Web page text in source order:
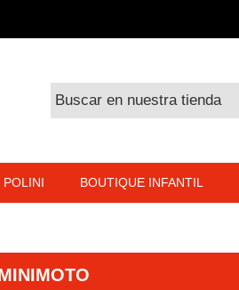
BOUTIQUE INFANTIL